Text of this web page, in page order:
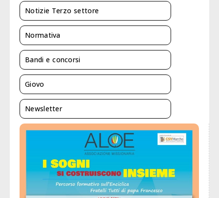
Notizie Terzo settore
Normativa
Bandi e concorsi
Giovo
Newsletter